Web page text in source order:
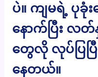
ပဲ။ ကျမရဲ့ ပု
နောက်ပြီး လ
တွေလို လုပ်ပြပြီ
နေတယ်။